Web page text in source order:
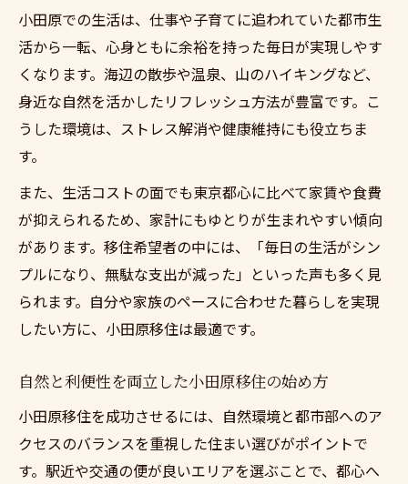
力
コミュニティ参加から見える本当の小田原スロ
ーライフ
地方移住は小田原で地域コミュニティに溶
け込む方法
脈づくり
コミュニティ参加が小田原スローライフを
豊かにする
地方移住は小田原で見つける新しい仲間と
の出会い
小田原移住者が語る地域活動の魅力と体験
小田原での生活は、仕事や子育てに追われていた都市生
活から一転、心身ともに余裕を持った毎日が実現しやす
くなります。海辺の散歩や温泉、山のハイキングなど、
身近な自然を活かしたリフレッシュ方法が豊富です。こ
うした環境は、ストレス解消や健康維持にも役立ちま
す。
また、生活コストの面でも東京都心に比べて家賃や食費
が抑えられるため、家計にもゆとりが生まれやすい傾向
があります。移住希望者の中には、「毎日の生活がシン
プルになり、無駄な支出が減った」といった声も多く見
られます。自分や家族のペースに合わせた暮らしを実現
したい方に、小田原移住は最適です。
自然と利便性を両立した小田原移住の始め方
小田原移住を成功させるには、自然環境と都市部へのア
クセスのバランスを重視した住まい選びがポイントで
す。駅近や交通の便が良いエリアを選ぶことで、都心へ